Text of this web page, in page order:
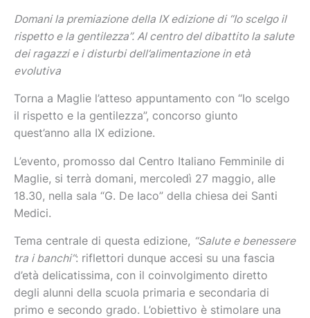
Domani la premiazione della IX edizione di “Io scelgo il
rispetto e la gentilezza”. Al centro del dibattito la salute
dei ragazzi e i disturbi dell’alimentazione in età
evolutiva
Torna a Maglie l’atteso appuntamento con “Io scelgo
il rispetto e la gentilezza”, concorso giunto
quest’anno alla IX edizione.
L’evento, promosso dal Centro Italiano Femminile di
Maglie, si terrà domani, mercoledì 27 maggio, alle
18.30, nella sala “G. De Iaco” della chiesa dei Santi
Medici.
Tema centrale di questa edizione, “Salute e benessere
tra i banchi”: riflettori dunque accesi su una fascia
d’età delicatissima, con il coinvolgimento diretto
degli alunni della scuola primaria e secondaria di
primo e secondo grado. L’obiettivo è stimolare una